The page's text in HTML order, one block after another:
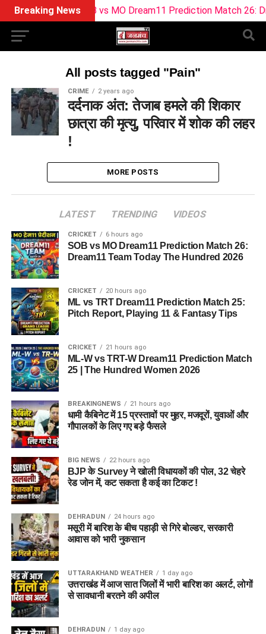
Breaking NewsSOB vs MO Dream11 Prediction Match 26:
All posts tagged "Pain"
CRIME 2 years ago
दर्दनाक अंत: तेजाब हमले की शिकार
छात्रा की मृत्यु, परिवार में शोक की लहर
!
MORE POSTS
LATEST TRENDING VIDEOS
CRICKET 6 hours ago
SOB vs MO Dream11 Prediction Match 26:
Dream11 Team Today The Hundred 2026
CRICKET 20 hours ago
ML vs TRT Dream11 Prediction Match 25:
Pitch Report, Playing 11 & Fantasy Tips
CRICKET 21 hours ago
ML-W vs TRT-W Dream11 Prediction Match
25 | The Hundred Women 2026
BREAKINGNEWS 21 hours ago
धामी कैबिनेट में 15 प्रस्तावों पर मुहर, मजदूरों, युवाओं और
गौपालकों के लिए गए बड़े फैसले
BIG NEWS 22 hours ago
BJP के Survey ने खोली विधायकों की पोल, 32 चेहरे
रेड जोन में, कट सकता है कई का टिकट !
DEHRADUN 24 hours ago
मसूरी में बारिश के बीच पहाड़ी से गिरे बोल्डर, सरकारी
आवास को भारी नुकसान
UTTARAKHAND WEATHER 1 day ago
उत्तराखंड में आज सात जिलों में भारी बारिश का अलर्ट, लोगों
से सावधानी बरतने की अपील
DEHRADUN 1 day ago